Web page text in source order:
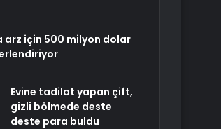
arz için 500 milyon dolar
Evine tadilat yapan çift,
gizli bölmede deste
deste para buldu